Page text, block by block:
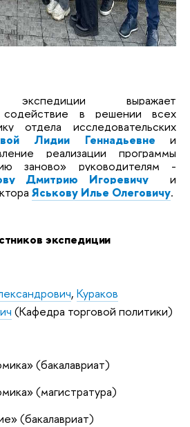
экспедиции выражает
содействие в решении всех
отдела исследовательских
Лидии Геннадьевне и
реализации программы
заново» руководителям -
Дмитрию Игоревичуи
Яськову Илье Олеговичу.
экспедиции
, Кураков
(Кафедра торговой политики)
(бакалавриат)
(магистратура)
(бакалавриат)